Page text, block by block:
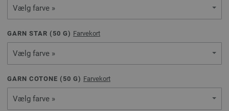
Vælg farve »
GARN STAR ( 50 G) Farvekort
Vælg farve »
GARN COTONE ( 50 G) Farvekort
Vælg farve »